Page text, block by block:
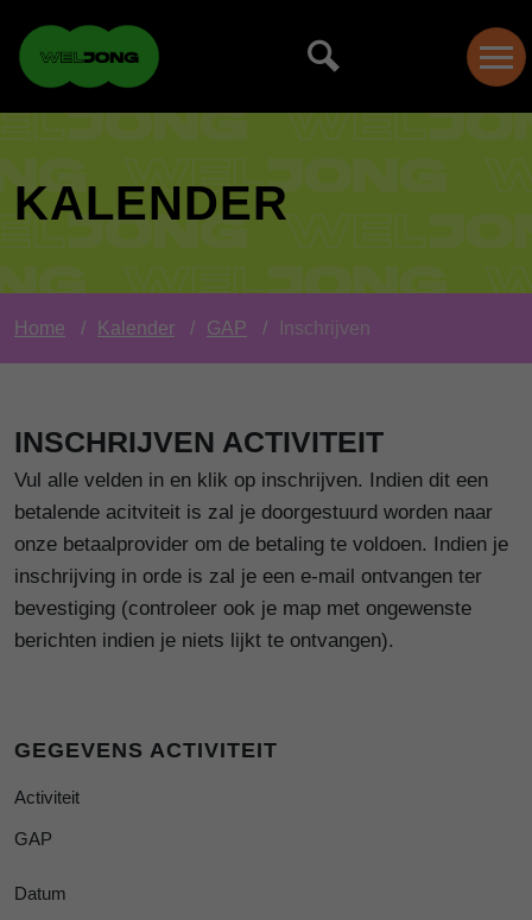
KALENDER
Home Kalender GAP Inschrijven
INSCHRIJVEN ACTIVITEIT
Vul alle velden in en klik op inschrijven. Indien dit een
betalende acitviteit is zal je doorgestuurd worden naar
onze betaalprovider om de betaling te voldoen. Indien je
inschrijving in orde is zal je een e-mail ontvangen ter
bevestiging (controleer ook je map met ongewenste
berichten indien je niets lijkt te ontvangen).
GEGEVENS ACTIVITEIT
Activiteit
GAP
Datum